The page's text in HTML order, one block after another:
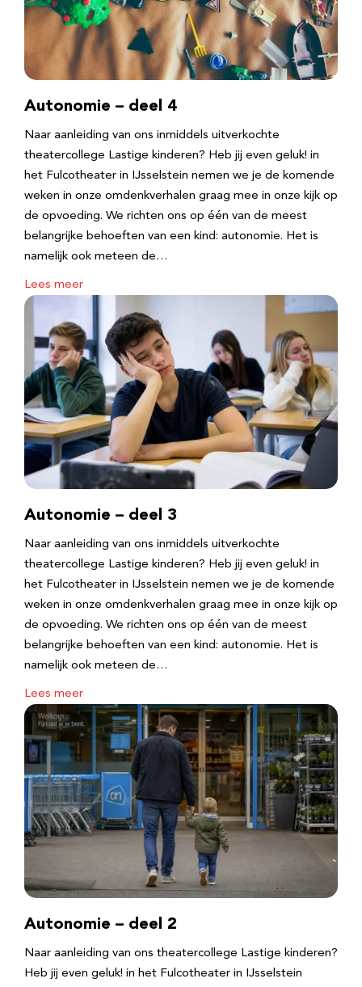
Autonomie – deel 4
Naar aanleiding van ons inmiddels uitverkochte
theatercollege Lastige kinderen? Heb jij even geluk! in
het Fulcotheater in IJsselstein nemen we je de komende
weken in onze omdenkverhalen graag mee in onze kijk op
de opvoeding. We richten ons op één van de meest
belangrijke behoeften van een kind: autonomie. Het is
namelijk ook meteen de…
Lees meer
Autonomie – deel 3
Naar aanleiding van ons inmiddels uitverkochte
theatercollege Lastige kinderen? Heb jij even geluk! in
het Fulcotheater in IJsselstein nemen we je de komende
weken in onze omdenkverhalen graag mee in onze kijk op
de opvoeding. We richten ons op één van de meest
belangrijke behoeften van een kind: autonomie. Het is
namelijk ook meteen de…
Lees meer
Autonomie – deel 2
Naar aanleiding van ons theatercollege Lastige kinderen?
Heb jij even geluk! in het Fulcotheater in IJsselstein